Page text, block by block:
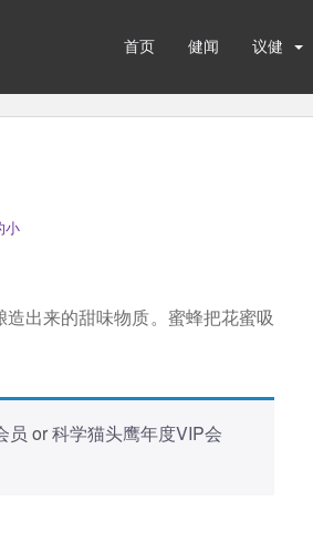
首页 健闻 议健
小
出来的甜味物质。蜜蜂把花蜜吸
员 or科学猫头鹰年度VIP会